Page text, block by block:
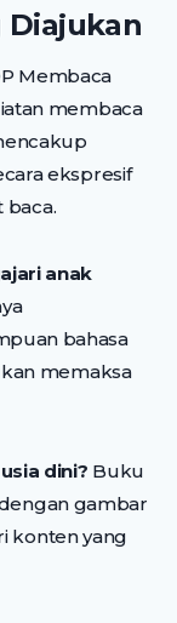
Diajukan
Membaca
membaca
ekspresif
baca.
anak
bahasa
memaksa
dini? Buku
gambar
konten yang